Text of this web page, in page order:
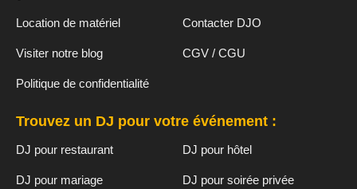
Location de matériel Contacter DJO
Visiter notre blog CGV / CGU
Politique de confidentialité
Trouvez un DJ pour votre événement :
DJ pour restaurant DJ pour hôtel
DJ pour mariage DJ pour soirée privée